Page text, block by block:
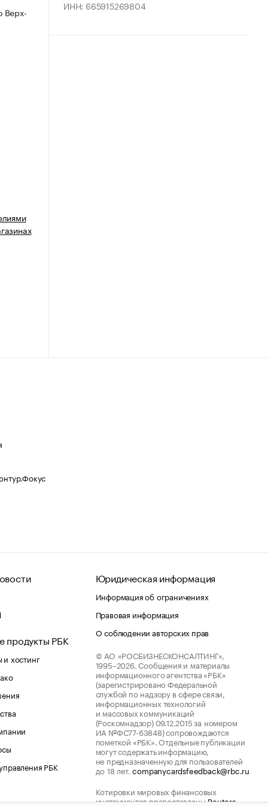
Верх-
ИНН: 665915269804
продукты РБК
хостинг
РБК
Юридическая информация
Информация об ограничениях
Правовая информация
О соблюдении авторских прав
© АО «РОСБИЗНЕСКОНСАЛТИНГ»,
1995–2026.Сообщения и материалы
информационного агентства «РБК»
(зарегистрировано Федеральной
службой по надзору в сфере связи,
информационных технологий
и массовых коммуникаций
(Роскомнадзор) 09.12.2015 за номером
ИА №ФС77-63848) сопровождаются
пометкой «РБК». Отдельные публикации
могут содержать информацию,
не предназначенную для пользователей
до 18 лет.companycardsfeedback@rbc.ru
Котировки мировых финансовых
инструментов предоставленыReuters